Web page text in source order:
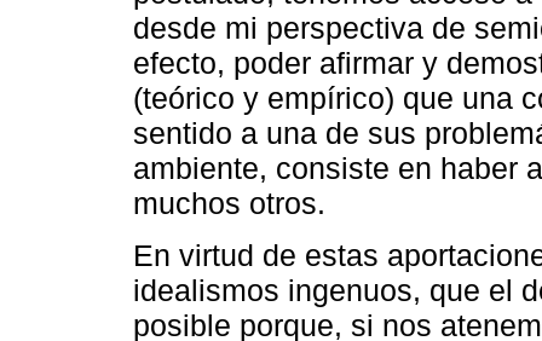
desde mi perspectiva de
efecto, poder afirmar y
(teórico y empírico) que una
sentido a una de sus
ambiente, consiste en haber
muchos otros.
En virtud de estas
idealismos ingenuos, que el
posible porque, si nos